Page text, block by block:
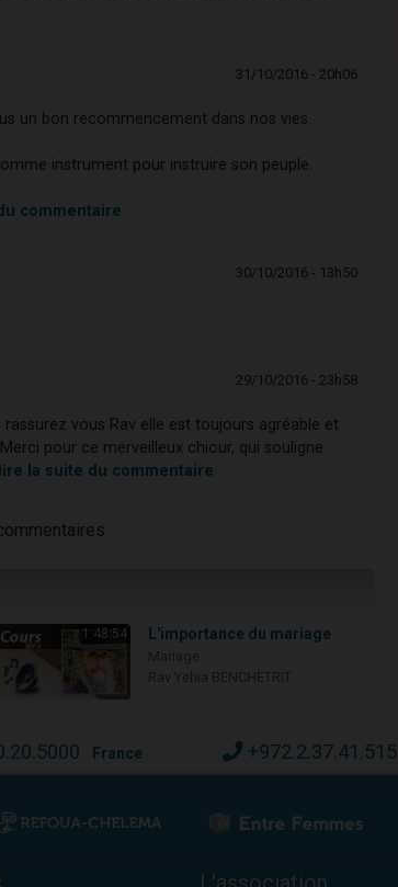
31/10/2016 - 20h06
un bon recommencement dans nos vies.
instrument pour instruire son peuple.
commentaire
30/10/2016 - 13h50
29/10/2016 - 23h58
vous Rav elle est toujours agréable et
pour ce merveilleux chiour, qui souligne
lire la suite du commentaire
1:48:54 L'importance du mariage
France +972.2.37.41.515